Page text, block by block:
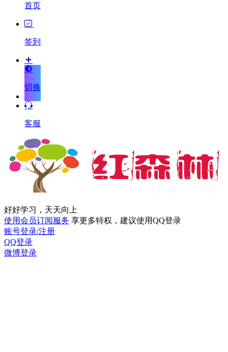
首页
签到
切换
客服
好好学习，天天向上
使用会员订阅服务 享更多特权，建议使用QQ登录
账号登录/注册
QQ登录
微博登录